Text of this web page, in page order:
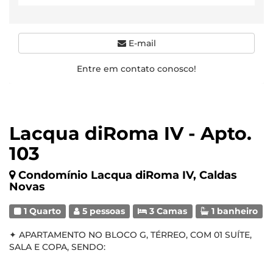
Lacqua diRoma IV - Apto.
103
Condomínio Lacqua diRoma IV, Caldas
Novas
1 Quarto 5 pessoas 3 Camas 1 banheiro
✦ APARTAMENTO NO BLOCO G, TÉRREO, COM 01 SUÍTE,
SALA E COPA, SENDO:
E-mail
Entre em contato conosco!